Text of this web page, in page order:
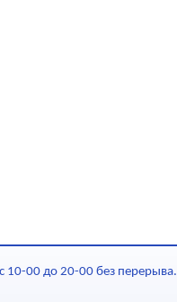
10-00 до 20-00 без перерыва.